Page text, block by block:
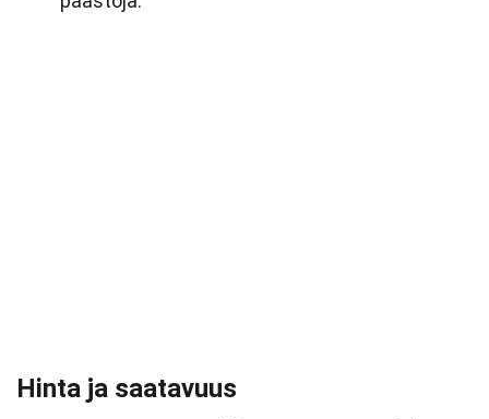
Hinta ja saatavuus